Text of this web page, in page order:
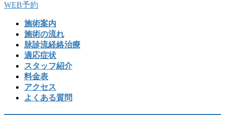
WEB予約
施術案内
施術の流れ
脉診流経絡治療
適応症状
スタッフ紹介
料金表
アクセス
よくある質問